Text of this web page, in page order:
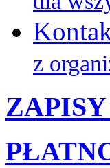
z
ZAPISY